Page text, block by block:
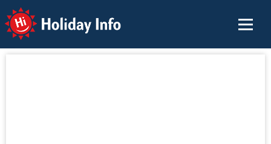
Holiday Info